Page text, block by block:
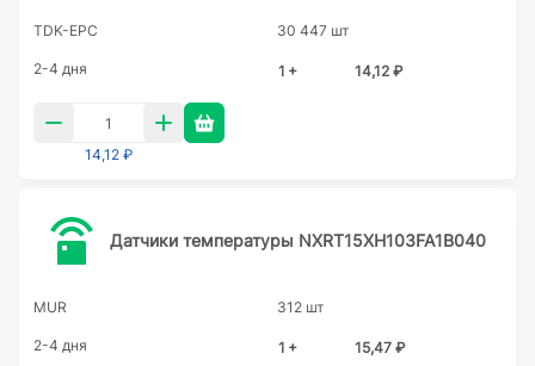
TDK-EPC 30 447 шт
2-4 дня 1 + 14,12 ₽
14,12 ₽
Датчики температуры NXRT15XH103FA1B040
MUR 312 шт
2-4 дня 1 + 15,47 ₽